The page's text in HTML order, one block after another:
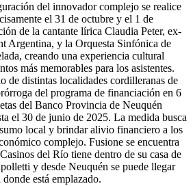
del innovador complejo se realice
el 31 de octubre y el 1 de
de la cantante lírica Claudia Peter, ex-
Argentina, y la Orquesta Sinfónica de
creando una experiencia cultural
más memorables para los asistentes.
de distintas localidades cordilleranas de
del programa de financiación en 6
del Banco Provincia de Neuquén
el 30 de junio de 2025. La medida busca
local y brindar alivio financiero a los
complejo. Fusione se encuentra
del Río tiene dentro de su casa de
y desde Neuquén se puede llegar
está emplazado.